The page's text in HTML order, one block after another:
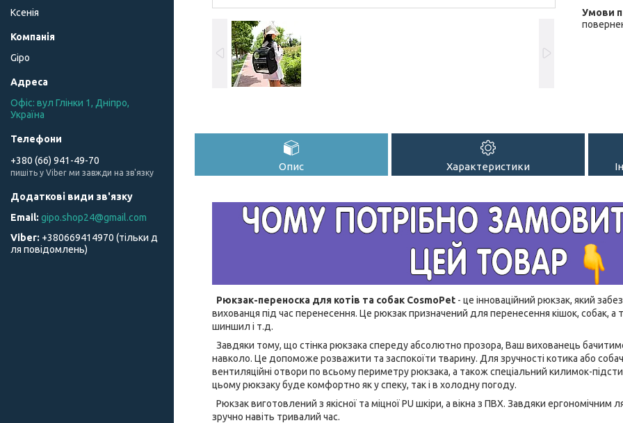
Опис Характеристики
Рюкзак-переноска для котів та собак CosmoPet - це інноваційний рюкзак, який
вихованця під час перенесення. Це рюкзак призначений для перенесення кішок, собак, а
шиншил і т.д.
Завдяки тому, що стінка рюкзака спереду абсолютно прозора, Ваш вихованець
навколо. Це допоможе розважити та заспокоїти тварину. Для зручності котика або
вентиляційні отвори по всьому периметру рюкзака, а також спеціальний килимок-
цьому рюкзаку буде комфортно як у спеку, так і в холодну погоду.
Рюкзак виготовлений з якісної та міцної PU шкіри, а вікна з ПВХ. Завдяки
зручно навіть тривалий час.
Ксенія
Gipo
Офіс: вул Глінки 1, Дніпро,
Україна
+380 (66) 941-49-70
пишіть у Viber ми завжди на зв'язку
gipo.shop24@gmail.com
+380669414970 (тільки д
ля повідомлень)